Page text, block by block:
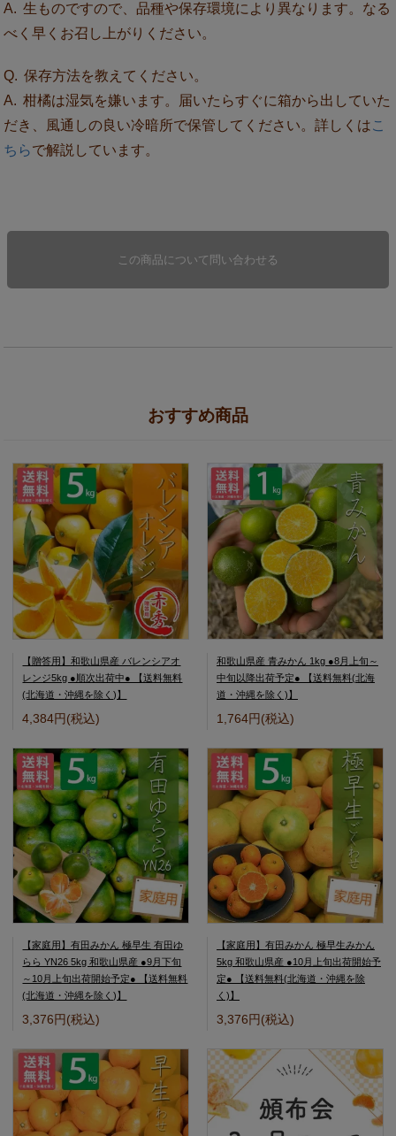
生ものですので、品種や保存環境により異なります。なる
べく早くお召し上がりください。
保存方法を教えてください。
柑橘は湿気を嫌います。届いたらすぐに箱から出していた
だき、風通しの良い冷暗所で保管してください。詳しくはこ
ちらで解説しています。
この商品について問い合わせる
おすすめ商品
【贈答用】和歌山県産 バレンシアオ
レンジ5kg ●順次出荷中● 【送料無料
(北海道・沖縄を除く)】
4,384円(税込)
和歌山県産 青みかん 1kg ●8月上旬～
中旬以降出荷予定● 【送料無料(北海
道・沖縄を除く)】
1,764円(税込)
【家庭用】有田みかん 極早生 有田ゆ
らら YN26 5kg 和歌山県産 ●9月下旬
～10月上旬出荷開始予定● 【送料無料
(北海道・沖縄を除く)】
3,376円(税込)
【家庭用】有田みかん 極早生みかん
5kg 和歌山県産 ●10月上旬出荷開始予
定● 【送料無料(北海道・沖縄を除
く)】
3,376円(税込)